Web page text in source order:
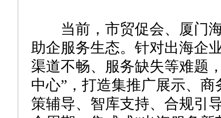
当前，市贸促会、厦门海
助企服务生态。针对出海企
渠道不畅、服务缺失等难题
中心”，打造集推广展示、
策辅导、智库支持、合规引